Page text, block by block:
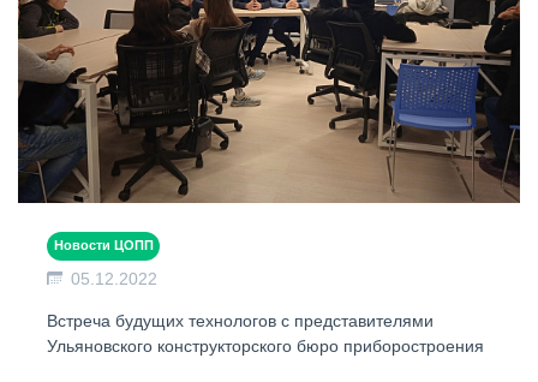
Новости ЦОПП
05.12.2022
Встреча будущих технологов с представителями
Ульяновского конструкторского бюро приборостроения